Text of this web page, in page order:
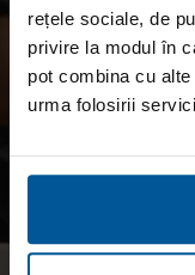
rețele sociale, de
privire la modul în
pot combina cu
urma folosirii